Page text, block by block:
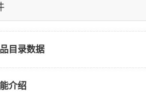
目录数据
介绍